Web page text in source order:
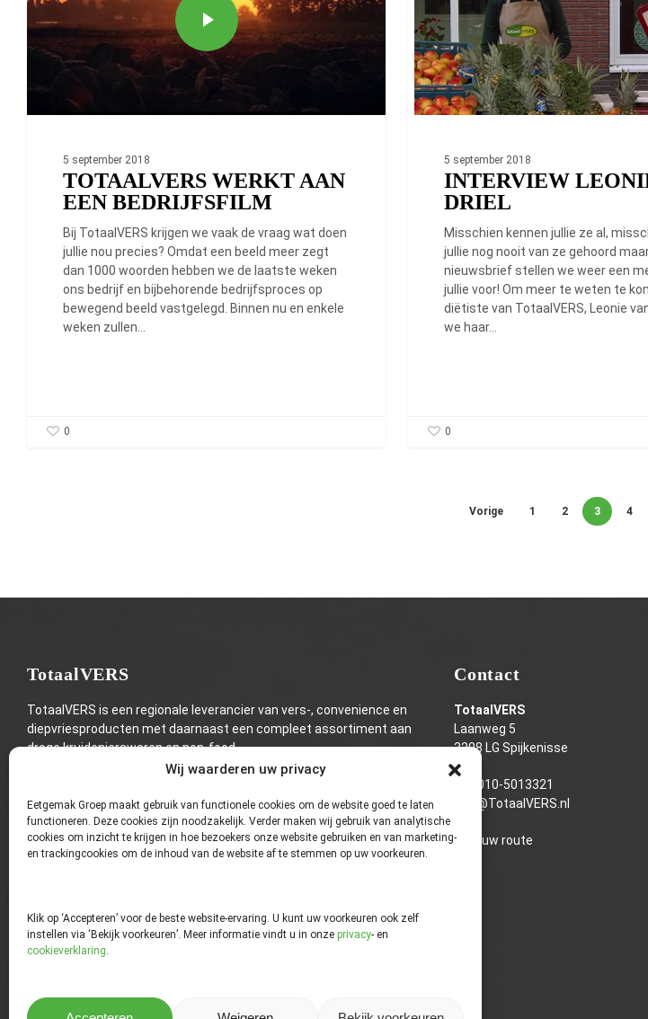
Wij waarderen uw privacy
Eetgemak Groep maakt gebruik van functionele cookies om de website goed te laten
functioneren. Deze cookies zijn noodzakelijk. Verder maken wij gebruik van analytische
cookies om inzicht te krijgen in hoe bezoekers onze website gebruiken en van marketing-
en trackingcookies om de inhoud van de website af te stemmen op uw voorkeuren.
Klik op ‘Accepteren’ voor de beste website-ervaring. U kunt uw voorkeuren ook zelf
instellen via ‘Bekijk voorkeuren’. Meer informatie vindt u in onze privacy- en
cookieverklaring.
5 september 2018
TOTAALVERS WERKT AAN
EEN BEDRIJFSFILM
Bij TotaalVERS krijgen we vaak de vraag wat doen
jullie nou precies? Omdat een beeld meer zegt
dan 1000 woorden hebben we de laatste weken
ons bedrijf en bijbehorende bedrijfsproces op
bewegend beeld vastgelegd. Binnen nu en enkele
weken zullen…
0
5 september 2018
INTERVIEW
DRIEL
Misschien kennen jullie ze al,
jullie nog nooit van ze gehoord
nieuwsbrief stellen we weer een
jullie voor! Om meer te weten te
diëtiste van TotaalVERS, Leonie
we haar…
0
Vorige 1 2 3 4
TotaalVERS
TotaalVERS is een regionale leverancier van vers-, convenience en
diepvriesproducten met daarnaast een compleet assortiment aan
droge kruidenierswaren en non-food.
Contact
TotaalVERS
Laanweg 5
3208 LG Spijkenisse
010-5013321
info@TotaalVERS.nl
Plan uw route